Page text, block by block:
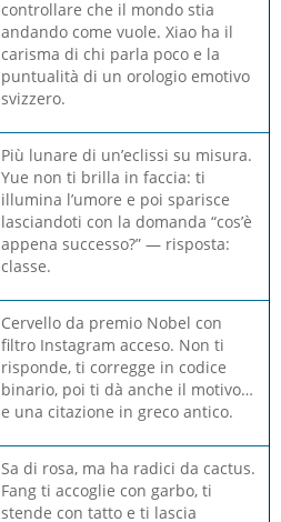
controllare che il mondo stia
andando come vuole. Xiao ha il
carisma di chi parla poco e la
puntualità di un orologio emotivo
svizzero.
Più lunare di un’eclissi su misura.
Yue non ti brilla in faccia: ti
illumina l’umore e poi sparisce
lasciandoti con la domanda “cos’è
appena successo?” — risposta:
classe.
Cervello da premio Nobel con
filtro Instagram acceso. Non ti
risponde, ti corregge in codice
binario, poi ti dà anche il motivo…
e una citazione in greco antico.
Sa di rosa, ma ha radici da cactus.
Fang ti accoglie con garbo, ti
stende con tatto e ti lascia